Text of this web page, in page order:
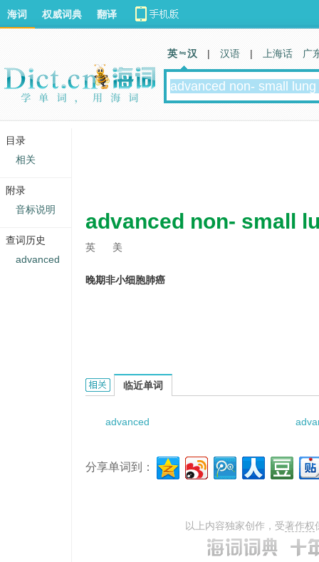
advanced non- small
英 美
晚期非小细胞肺癌
Advanced non- small lung cencer的相关资料：
临近单词
advanced
分享单词到：
以上内容独家创作，受著作权
海词 权威词典 翻译
英 汉 | 汉语 | 上海话 广
目录
相关
附录
音标说明
查词历史
advanced